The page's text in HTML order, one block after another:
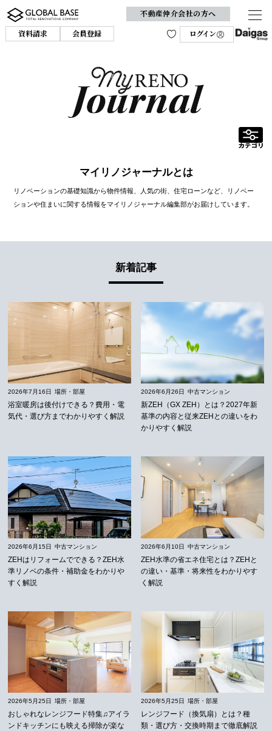
不動産仲介会社の方へ
資料請求
会員登録 ログイン
マイリノジャーナルとは
リノベーションの基礎知識から物件情報、人気の街、住宅ローンなど、リノベー
ションや住まいに関する情報をマイリノジャーナル編集部がお届けしています。
新着記事
2026年7月16日 場所・部屋
浴室暖房は後付けできる？費用・電
気代・選び方までわかりやすく解説
2026年6月26日 中古マンション
新ZEH（GX ZEH）とは？2027年新
基準の内容と従来ZEHとの違いをわ
かりやすく解説
2026年6月15日 中古マンション
ZEHはリフォームでできる？ZEH水
準リノベの条件・補助金をわかりや
すく解説
2026年6月10日 中古マンション
ZEH水準の省エネ住宅とは？ZEHと
の違い・基準・将来性をわかりやす
く解説
2026年5月25日 場所・部屋
おしゃれなレンジフード特集♫アイラ
ンドキッチンにも映える掃除が楽な
2026年5月25日 場所・部屋
レンジフード（換気扇）とは？種
類・選び方・交換時期まで徹底解説